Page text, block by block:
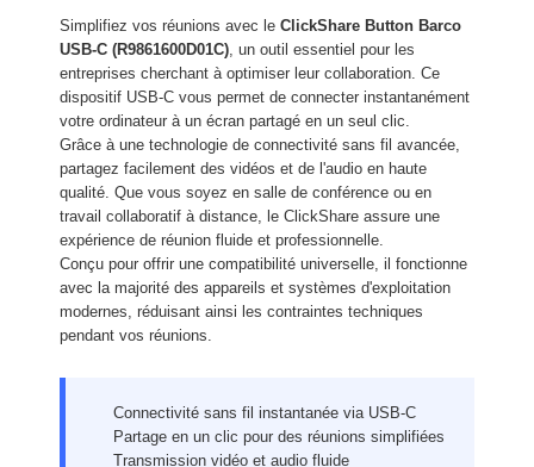
Simplifiez vos réunions avec le ClickShare Button Barco
USB-C (R9861600D01C), un outil essentiel pour les
entreprises cherchant à optimiser leur collaboration. Ce
dispositif USB-C vous permet de connecter instantanément
votre ordinateur à un écran partagé en un seul clic.
Grâce à une technologie de connectivité sans fil avancée,
partagez facilement des vidéos et de l'audio en haute
qualité. Que vous soyez en salle de conférence ou en
travail collaboratif à distance, le ClickShare assure une
expérience de réunion fluide et professionnelle.
Conçu pour offrir une compatibilité universelle, il fonctionne
avec la majorité des appareils et systèmes d'exploitation
modernes, réduisant ainsi les contraintes techniques
pendant vos réunions.
Connectivité sans fil instantanée via USB-C
Partage en un clic pour des réunions simplifiées
Transmission vidéo et audio fluide